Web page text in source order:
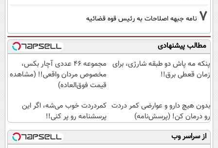
7 نامه جبهه اصلاحات به رئیس قوه قضائیه
مطالب پیشنهادی
پنکه مه پاش دو طبقه شارژی، برای
زمان قعطی برق!!
مجموعه ۴۶ عددی آچار بکس،
مخصوص مردان واقعی!! (مشاهده
قیمت فوق‌العاده)
بدون هیچ دارو و عوارضی کمر دردت
رو درمان کن! (پرسش‌نامه)
کمردردت خوب می‌شه، اگر این
پرسشنامه رو پر کنی!!
از سراسر وب